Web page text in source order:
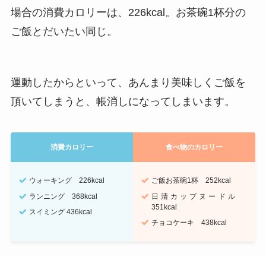
場合の消費カロリーは、226kcal。お茶碗1杯分の
ご飯とだいたい同じ。
運動したからといって、あんまり美味しくご飯を
頂いてしまうと、帳消しになってしまいます。
消費カロリー 食べ物のカロリー
ウォーキング 226kcal
ランニング 368kcal
スイミング 436kcal
ご飯お茶碗1杯 252kcal
日清カップヌードル
351kcal
チョコケーキ 438kcal